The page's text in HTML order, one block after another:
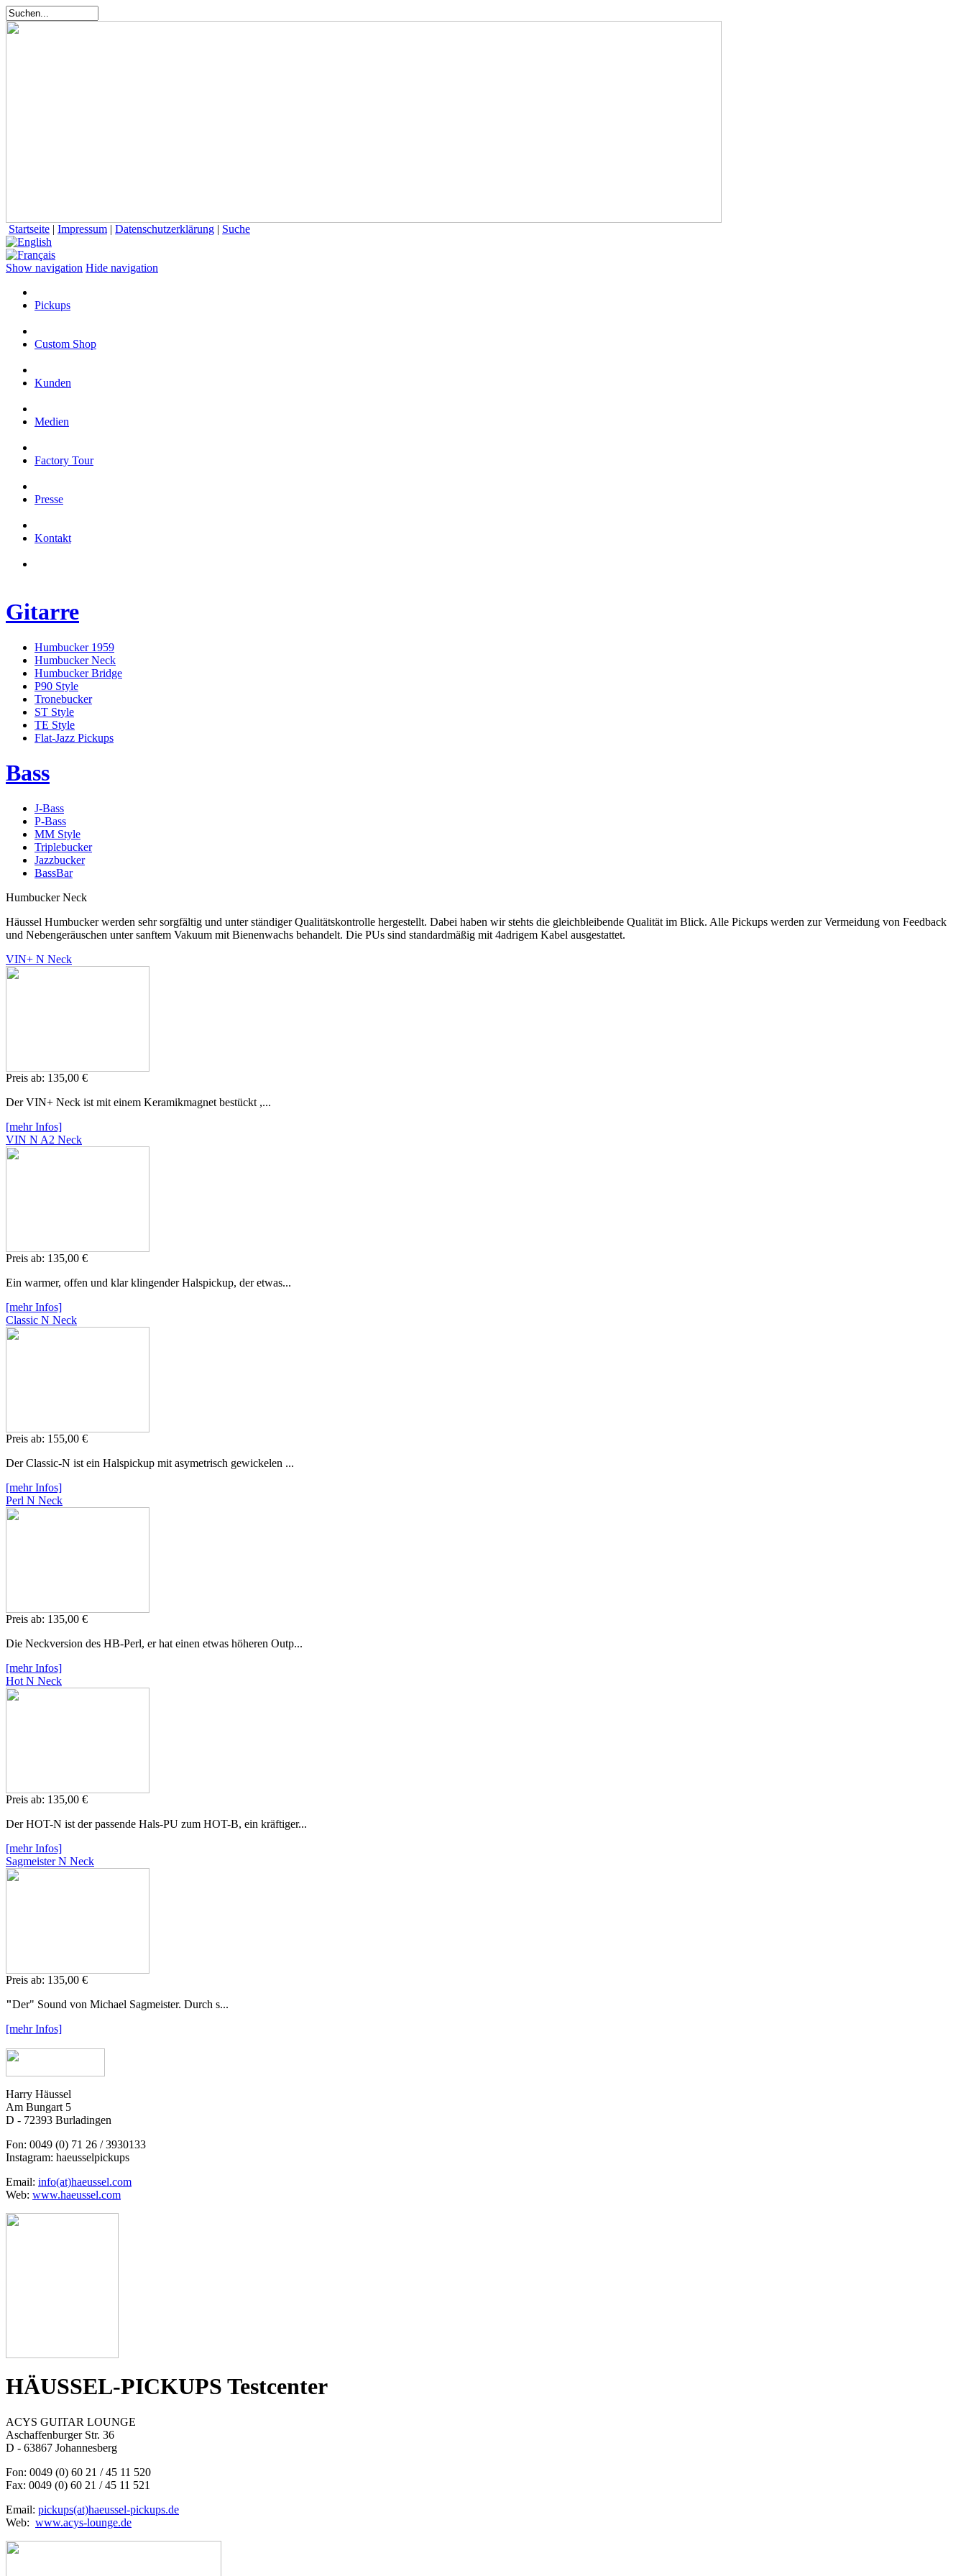
Startseite | Impressum | Datenschutzerklärung | Suche
Show navigation Hide navigation
Pickups
Custom Shop
Kunden
Medien
Factory Tour
Presse
Kontakt
Gitarre
Humbucker 1959
Humbucker Neck
Humbucker Bridge
P90 Style
Tronebucker
ST Style
TE Style
Flat-Jazz Pickups
Bass
J-Bass
P-Bass
MM Style
Triplebucker
Jazzbucker
BassBar
Humbucker Neck
Häussel Humbucker werden sehr sorgfältig und unter ständiger Qualitätskontrolle hergestellt. Dabei haben wir stehts die gleichbleibende Qualität im Blick. Alle Pickups werden zur Vermeidung von Feedback
und Nebengeräuschen unter sanftem Vakuum mit Bienenwachs behandelt. Die PUs sind standardmäßig mit 4adrigem Kabel ausgestattet.
VIN+ N Neck
Preis ab: 135,00 €
Der VIN+ Neck ist mit einem Keramikmagnet bestückt ,...
[mehr Infos]
VIN N A2 Neck
Preis ab: 135,00 €
Ein warmer, offen und klar klingender Halspickup, der etwas...
[mehr Infos]
Classic N Neck
Preis ab: 155,00 €
Der Classic-N ist ein Halspickup mit asymetrisch gewickelen ...
[mehr Infos]
Perl N Neck
Preis ab: 135,00 €
Die Neckversion des HB-Perl, er hat einen etwas höheren Outp...
[mehr Infos]
Hot N Neck
Preis ab: 135,00 €
Der HOT-N ist der passende Hals-PU zum HOT-B, ein kräftiger...
[mehr Infos]
Sagmeister N Neck
Preis ab: 135,00 €
"Der" Sound von Michael Sagmeister. Durch s...
[mehr Infos]
Harry Häussel
Am Bungart 5
D - 72393 Burladingen
Fon: 0049 (0) 71 26 / 3930133
Instagram: haeusselpickups
Email: info(at)haeussel.com
Web: www.haeussel.com
HÄUSSEL-PICKUPS Testcenter
ACYS GUITAR LOUNGE
Aschaffenburger Str. 36
D - 63867 Johannesberg
Fon: 0049 (0) 60 21 / 45 11 520
Fax: 0049 (0) 60 21 / 45 11 521
Email: pickups(at)haeussel-pickups.de
Web: www.acys-lounge.de